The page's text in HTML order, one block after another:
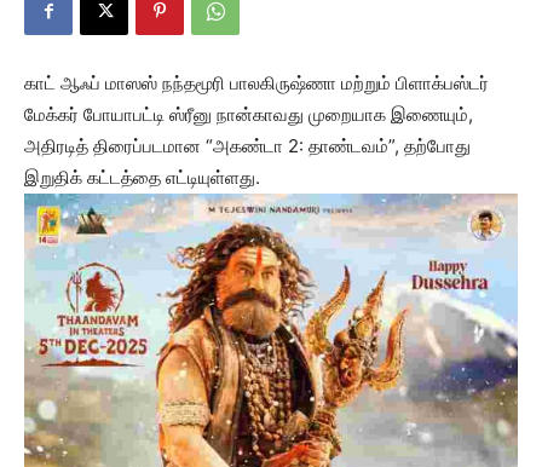
காட் ஆஃப் மாஸஸ் நந்தமூரி பாலகிருஷ்ணா மற்றும் பிளாக்பஸ்டர்
மேக்கர் போயாபட்டி ஸ்ரீனு நான்காவது முறையாக இணையும்,
அதிரடித் திரைப்படமான “அகண்டா 2: தாண்டவம்”, தற்போது
இறுதிக் கட்டத்தை எட்டியுள்ளது.